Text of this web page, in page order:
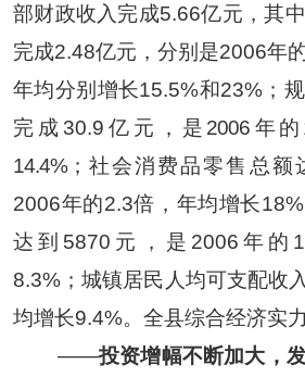
部财政收入完成5.66亿元，其
完成2.48亿元，分别是2006年
年均分别增长15.5%和23% ；
完成30.9 亿元 ，是 2006 年的
14.4%； 社会消费品零售总额
2006年的2.3倍，年均增长18%
达到 5870 元，是 2006 年的
8.3%；城镇居民人均可支配收
均增长9.4%。全县综合经济实
——投资增幅不断加大，